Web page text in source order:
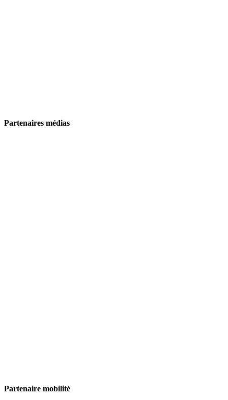
Partenaires médias
Partenaire mobilité